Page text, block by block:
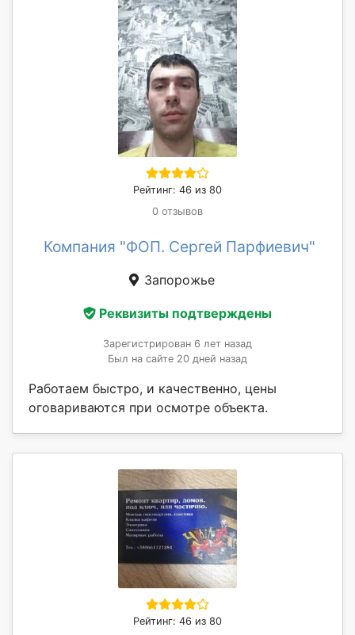
Рейтинг: 46 из 80
0 отзывов
Компания "ФОП. Сергей Парфиевич"
Запорожье
Реквизиты подтверждены
Зарегистрирован 6 лет назад
Был на сайте 20 дней назад
Работаем быстро, и качественно, цены
оговариваются при осмотре объекта.
Рейтинг: 46 из 80